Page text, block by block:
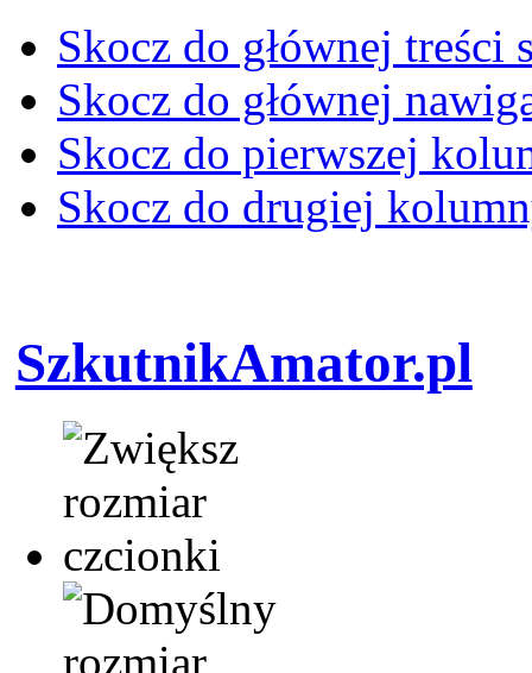
Skocz do głównej treści
Skocz do głównej
Skocz do pierwszej
Skocz do drugiej
SzkutnikAmator.pl